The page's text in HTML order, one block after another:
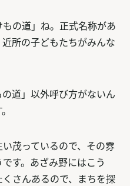
の道」ね。正式名称があ
所の子どもたちがみんな
道」以外呼び方がないん
茂っているので、その雰
す。あざみ野にはこう
さんあるので、まちを探